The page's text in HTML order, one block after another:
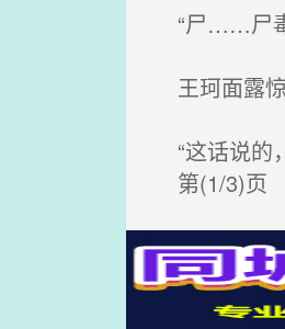
“尸……尸
王珂面露
“这话说的
第(1/3)页